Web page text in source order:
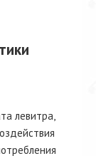
левитра,